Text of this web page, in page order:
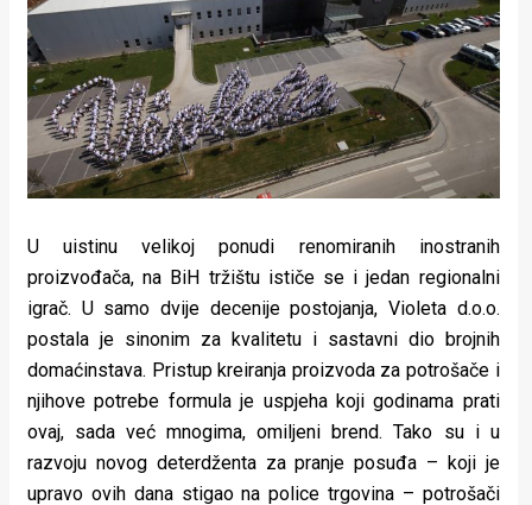
About
Urban
Magazin
U uistinu velikoj ponudi renomiranih inostranih
proizvođača, na BiH tržištu ističe se i jedan regionalni
igrač. U samo dvije decenije postojanja, Violeta d.o.o.
postala je sinonim za kvalitetu i sastavni dio brojnih
domaćinstava. Pristup kreiranja proizvoda za potrošače i
njihove potrebe formula je uspjeha koji godinama prati
ovaj, sada već mnogima, omiljeni brend. Tako su i u
razvoju novog deterdženta za pranje posuđa – koji je
upravo ovih dana stigao na police trgovina – potrošači